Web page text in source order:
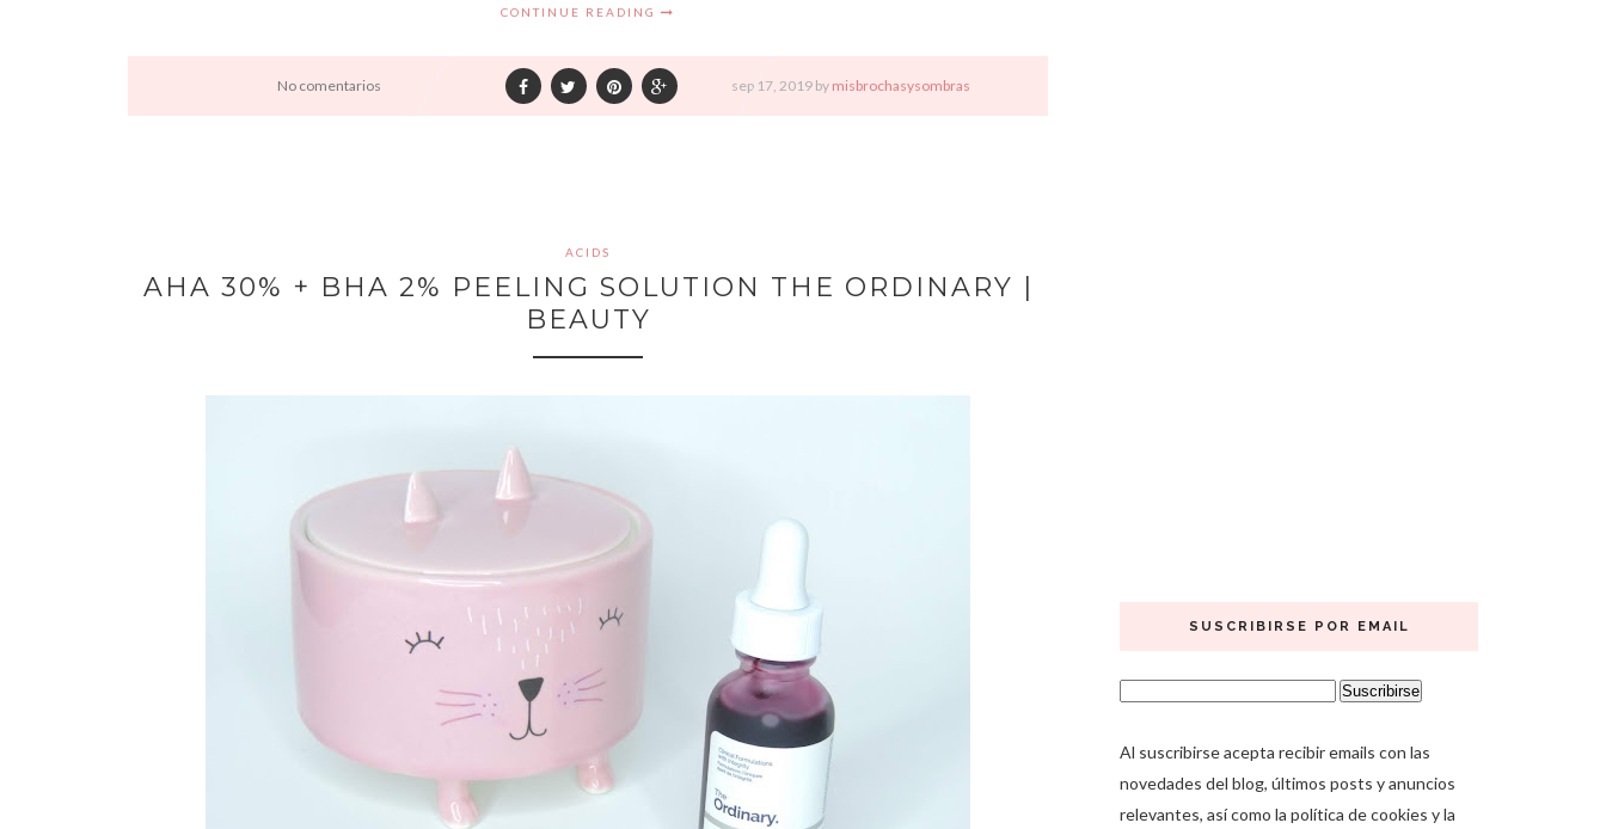
CONTINUE READING
No comentarios sep 17, 2019 by misbrochasysombras
ACIDS
AHA 30% + BHA 2% PEELING SOLUTION THE ORDINARY |
BEAUTY
SUSCRIBIRSE POR EMAIL
Al suscribirse acepta recibir emails con las
novedades del blog, últimos posts y anuncios
relevantes, así como la política de cookies y la